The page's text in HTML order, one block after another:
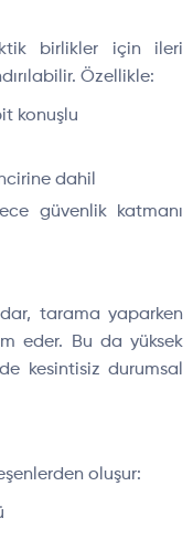
birlikler için ileri
Özellikle:
konuşlu
dahil
güvenlik katmanı
tarama yaparken
eder. Bu da yüksek
kesintisiz durumsal
oluşur: